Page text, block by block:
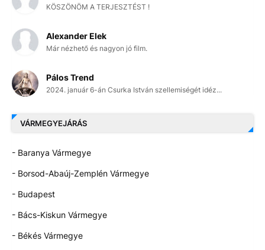
KÖSZÖNÖM A TERJESZTÉST !
Alexander Elek
Már nézhető és nagyon jó film.
Pálos Trend
2024. január 6-án Csurka István szellemiségét idéz...
VÁRMEGYEJÁRÁS
- Baranya Vármegye
- Borsod-Abaúj-Zemplén Vármegye
- Budapest
- Bács-Kiskun Vármegye
- Békés Vármegye